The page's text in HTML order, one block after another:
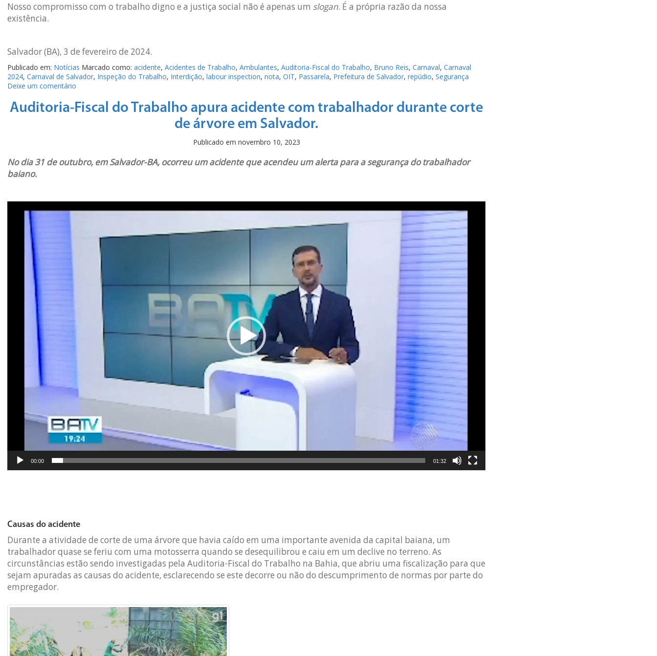
Nosso compromisso com o trabalho digno e a justiça social não é apenas um slogan. É a própria razão da nossa
existência.
Salvador (BA), 3 de fevereiro de 2024.
Publicado em: Notícias Marcado como: acidente, Acidentes de Trabalho, Ambulantes, Auditoria-Fiscal do Trabalho, Bruno Reis, Carnaval, Carnaval
2024, Carnaval de Salvador, Inspeção do Trabalho, Interdição, labour inspection, nota, OIT, Passarela, Prefeitura de Salvador, repúdio, Segurança
Deixe um comentário
Auditoria-Fiscal do Trabalho apura acidente com trabalhador durante corte
de árvore em Salvador.
Publicado em novembro 10, 2023
No dia 31 de outubro, em Salvador-BA, ocorreu um acidente que acendeu um alerta para a segurança do trabalhador
baiano.
00:00 01:32
Causas do acidente
Durante a atividade de corte de uma árvore que havia caído em uma importante avenida da capital baiana, um
trabalhador quase se feriu com uma motosserra quando se desequilibrou e caiu em um declive no terreno. As
circunstâncias estão sendo investigadas pela Auditoria-Fiscal do Trabalho na Bahia, que abriu uma fiscalização para que
sejam apuradas as causas do acidente, esclarecendo se este decorre ou não do descumprimento de normas por parte do
empregador.